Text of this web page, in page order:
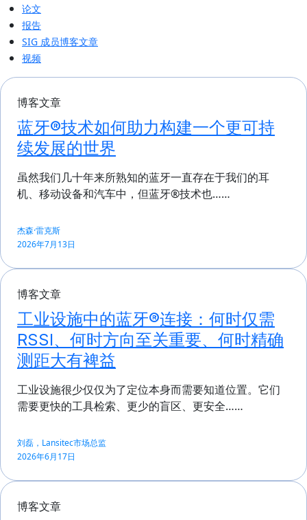
论文
报告
SIG 成员博客文章
视频
博客文章
蓝牙®技术如何助力构建一个更可持
续发展的世界
虽然我们几十年来所熟知的蓝牙一直存在于我们的耳
机、移动设备和汽车中，但蓝牙®技术也……
杰森·雷克斯
2026年7月13日
博客文章
工业设施中的蓝牙®连接：何时仅需
RSSI、何时方向至关重要、何时精确
测距大有裨益
工业设施很少仅仅为了定位本身而需要知道位置。它们
需要更快的工具检索、更少的盲区、更安全……
刘磊，Lansitec市场总监
2026年6月17日
博客文章